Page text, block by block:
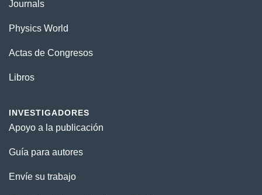
Journals
Physics World
Actas de Congresos
Libros
INVESTIGADORES
Apoyo a la publicación
Guía para autores
Envíe su trabajo